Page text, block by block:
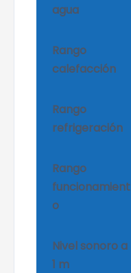
agua
Rango
calefacción
Rango
refrigeración
Rango
funcionamient
o
Nivel sonoro a
1 m